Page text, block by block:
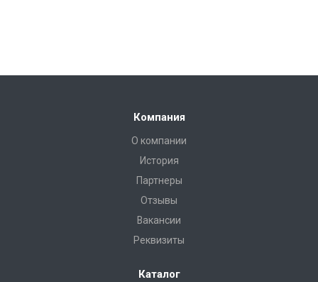
Компания
О компании
История
Партнеры
Отзывы
Вакансии
Реквизиты
Каталог